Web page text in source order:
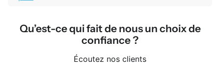
Qu’est-ce qui fait de nous un choix de
confiance ?
Écoutez nos clients